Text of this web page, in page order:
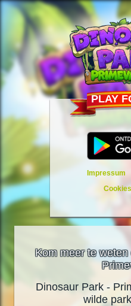
PLAY
Impressum
Kom meer te
Dinosaur Park -
wilde